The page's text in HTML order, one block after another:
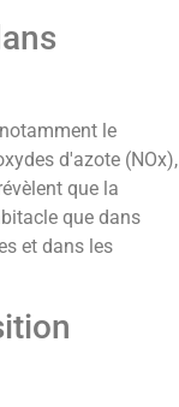
le
d'azote (NOx),
que la
que dans
et dans les